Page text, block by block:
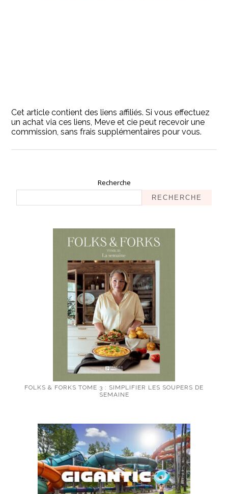
Cet article contient des liens affiliés. Si vous effectuez
un achat via ces liens, Meve et cie peut recevoir une
commission, sans frais supplémentaires pour vous.
Recherche
RECHERCHE
FOLKS & FORKS TOME 3 : SIMPLIFIER LES SOUPERS DE
SEMAINE